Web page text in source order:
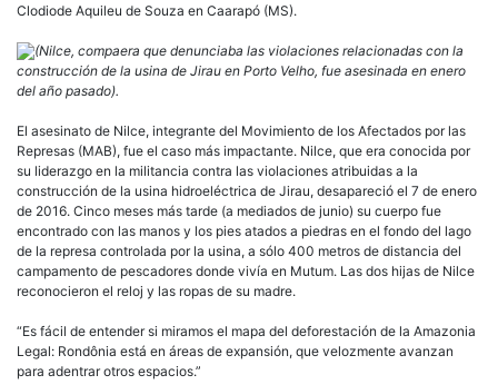
Clodiode Aquileu de Souza en Caarapó (MS).
(Nilce, compaera que denunciaba las violaciones relacionadas con la
construcción de la usina de Jirau en Porto Velho, fue asesinada en enero
del año pasado).
El asesinato de Nilce, integrante del Movimiento de los Afectados por las
Represas (MAB), fue el caso más impactante. Nilce, que era conocida por
su liderazgo en la militancia contra las violaciones atribuidas a la
construcción de la usina hidroeléctrica de Jirau, desapareció el 7 de enero
de 2016. Cinco meses más tarde (a mediados de junio) su cuerpo fue
encontrado con las manos y los pies atados a piedras en el fondo del lago
de la represa controlada por la usina, a sólo 400 metros de distancia del
campamento de pescadores donde vivía en Mutum. Las dos hijas de Nilce
reconocieron el reloj y las ropas de su madre.
“Es fácil de entender si miramos el mapa del deforestación de la Amazonia
Legal: Rondônia está en áreas de expansión, que velozmente avanzan
para adentrar otros espacios.”